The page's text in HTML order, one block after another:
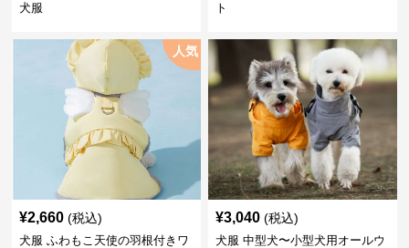
犬服
ト
人気
¥2,660 (税込)
犬服 ふわもこ天使の羽根付きワ
¥3,040 (税込)
犬服 中型犬〜小型犬用オールウ